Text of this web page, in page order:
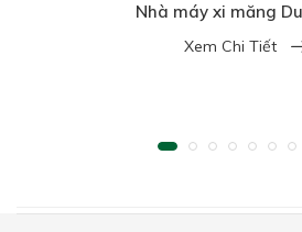
Nhà máy xi măng
Xem Chi Tiết